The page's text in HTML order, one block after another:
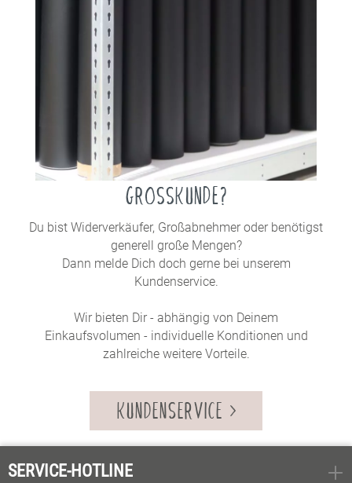
GROSSKUNDE?
Du bist Widerverkäufer, Großabnehmer oder benötigst
generell große Mengen?
Dann melde Dich doch gerne bei unserem
Kundenservice.
Wir bieten Dir - abhängig von Deinem
Einkaufsvolumen - individuelle Konditionen und
zahlreiche weitere Vorteile.
KUNDENSERVICE
SERVICE-HOTLINE